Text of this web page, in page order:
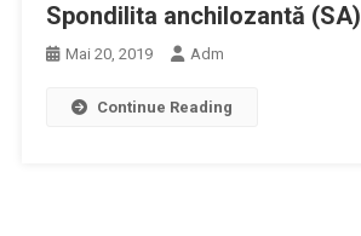
Spondilita anchilozantă (SA)
Mai 20, 2019 Adm
Continue Reading